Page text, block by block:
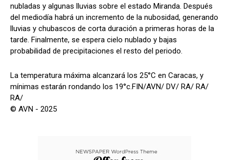
nubladas y algunas lluvias sobre el estado Miranda. Después
del mediodía habrá un incremento de la nubosidad, generando
lluvias y chubascos de corta duración a primeras horas de la
tarde. Finalmente, se espera cielo nublado y bajas
probabilidad de precipitaciones el resto del periodo.
La temperatura máxima alcanzará los 25°C en Caracas, y
mínimas estarán rondando los 19°c.FIN/AVN/ DV/ RA/ RA/
RA/
© AVN - 2025